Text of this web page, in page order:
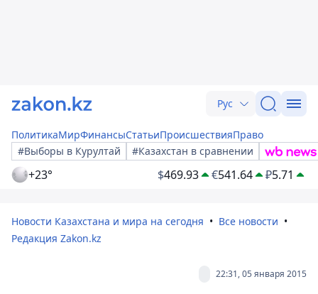
Рус
ПолитикаМирФинансыСтатьиПроисшествияПраво
#Выборы в Курултай
#Казахстан в сравнении
+23° $469.93 €541.64 ₽5.71
Новости Казахстана и мира на сегодня
Все новости
Редакция Zakon.kz
22:31, 05 января 2015